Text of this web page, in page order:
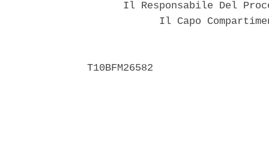
Il Responsabile Del
Il Capo